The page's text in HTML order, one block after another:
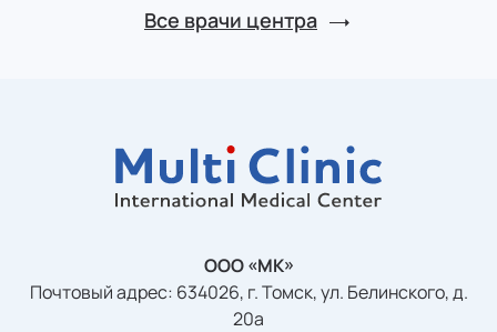
Все врачи центра
ООО «МК»
Почтовый адрес: 634026, г. Томск, ул. Белинского, д.
20а